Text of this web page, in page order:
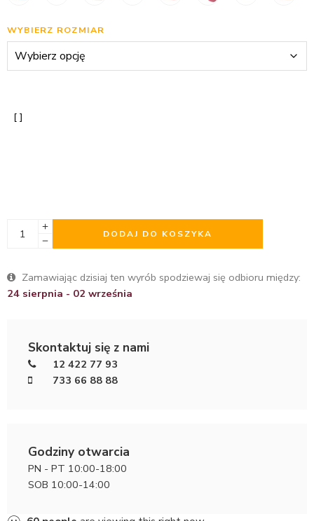
WYBIERZ ROZMIAR
DODAJ DO KOSZYKA
Zamawiając dzisiaj ten wyrób spodziewaj się odbioru między:
24 sierpnia - 02 września
Skontaktuj się z nami
12 422 77 93
733 66 88 88
Godziny otwarcia
PN - PT 10:00-18:00
SOB 10:00-14:00